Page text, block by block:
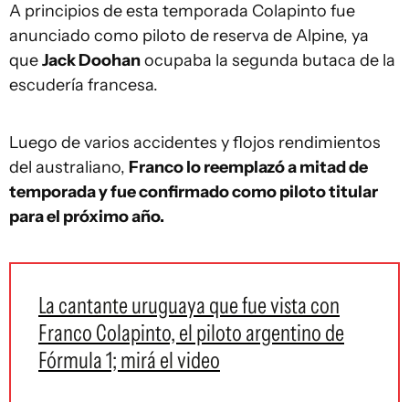
A principios de esta temporada Colapinto fue
anunciado como piloto de reserva de Alpine, ya
queJack Doohanocupaba la segunda butaca de la
escudería francesa.
Luego de varios accidentes y flojos rendimientos
del australiano, Franco lo reemplazó a mitad de
temporada y fue confirmado como piloto titular
para el próximo año.
La cantante uruguaya que fue vista con
Franco Colapinto, el piloto argentino de
Fórmula 1; mirá el video